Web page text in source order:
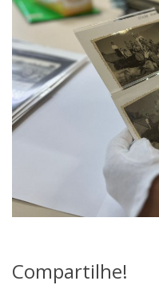
Compartilhe!